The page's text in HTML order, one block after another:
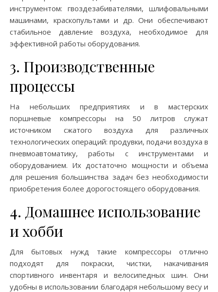
инструментом: гвоздезабивателями, шлифовальными
машинами, краскопультами и др. Они обеспечивают
стабильное давление воздуха, необходимое для
эффективной работы оборудования.
3. Производственные
процессы
На небольших предприятиях и в мастерских
поршневые компрессоры на 50 литров служат
источником сжатого воздуха для различных
технологических операций: продувки, подачи воздуха в
пневмоавтоматику, работы с инструментами и
оборудованием. Их достаточно мощности и объема
для решения большинства задач без необходимости
приобретения более дорогостоящего оборудования.
4. Домашнее использование
и хобби
Для бытовых нужд такие компрессоры отлично
подходят для покраски, чистки, накачивания
спортивного инвентаря и велосипедных шин. Они
удобны в использовании благодаря небольшому весу и